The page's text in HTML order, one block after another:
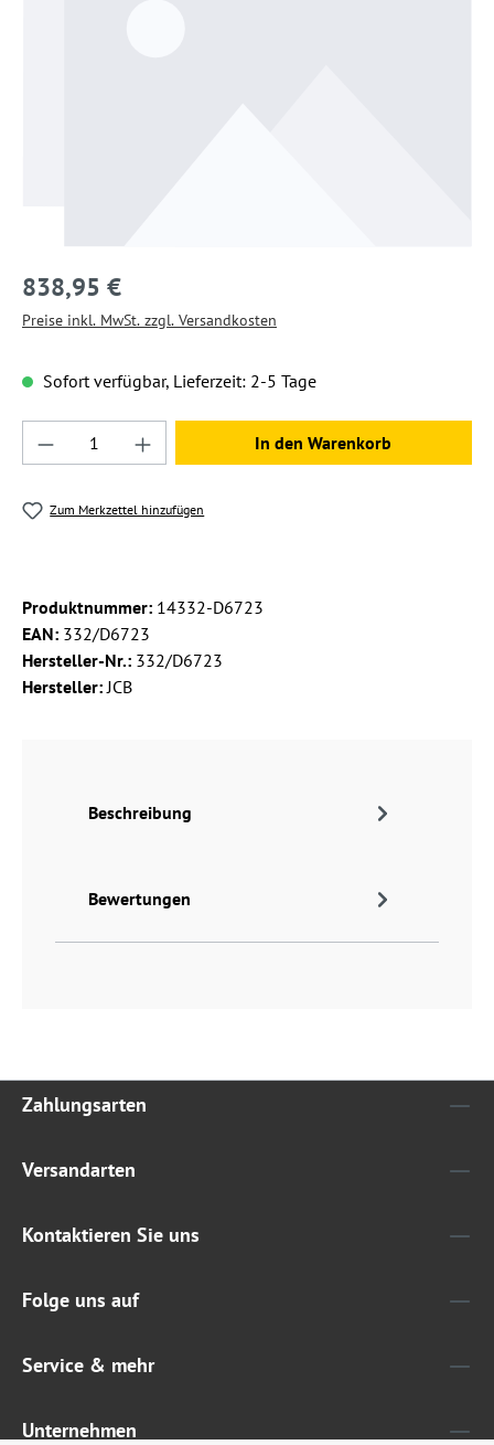
838,95 €
Preise inkl. MwSt. zzgl. Versandkosten
Sofort verfügbar, Lieferzeit: 2-5 Tage
Produkt Anzahl: Gib den gewünschten
In den Warenkorb
Zum Merkzettel hinzufügen
Produktnummer: 14332-D6723
EAN: 332/D6723
Hersteller-Nr.: 332/D6723
Hersteller:JCB
Beschreibung
Bewertungen
Zahlungsarten
Versandarten
Kontaktieren Sie uns
Folge uns auf
Service & mehr
Unternehmen